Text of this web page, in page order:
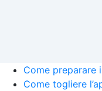
Come preparare
Come togliere